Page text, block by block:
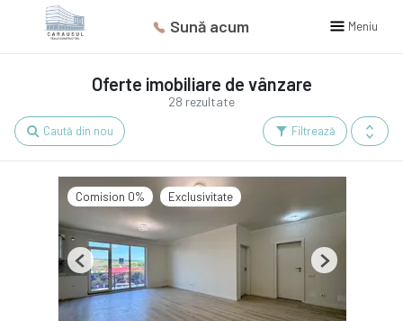
Sună acum Meniu
28 rezultate
Oferte imobiliare de vânzare
Filtrează
Caută din nou
Comision 0% Exclusivitate
Previous Next